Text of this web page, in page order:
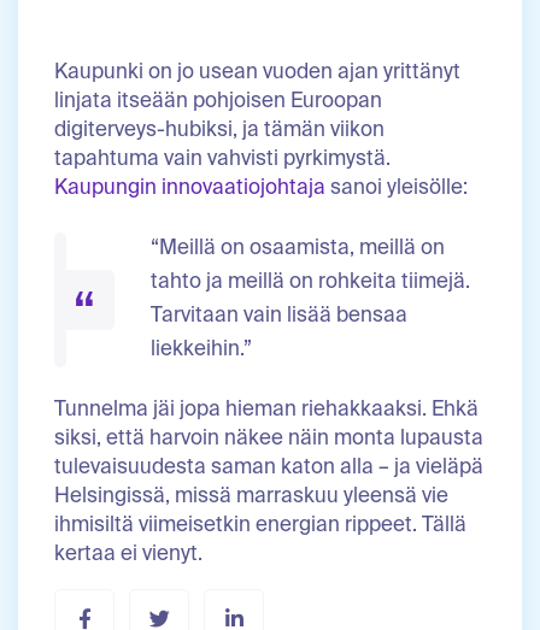
Kaupunki on jo usean vuoden ajan yrittänyt
linjata itseään pohjoisen Euroopan
digiterveys-hubiksi, ja tämän viikon
tapahtuma vain vahvisti pyrkimystä.
Kaupungin innovaatiojohtaja sanoi yleisölle:
“Meillä on osaamista, meillä on
tahto ja meillä on rohkeita tiimejä.
Tarvitaan vain lisää bensaa
liekkeihin.”
Tunnelma jäi jopa hieman riehakkaaksi. Ehkä
siksi, että harvoin näkee näin monta lupausta
tulevaisuudesta saman katon alla – ja vieläpä
Helsingissä, missä marraskuu yleensä vie
ihmisiltä viimeisetkin energian rippeet. Tällä
kertaa ei vienyt.